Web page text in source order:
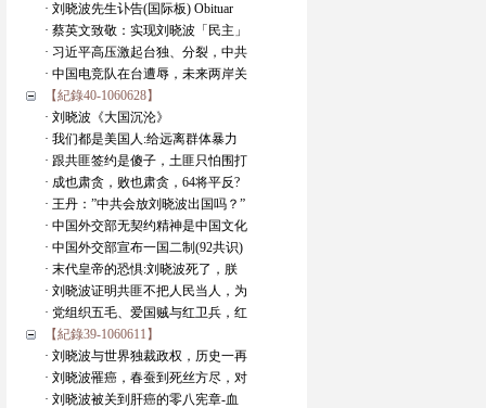
· 刘晓波先生讣告(国际板) Obituar
· 蔡英文致敬：实现刘晓波「民主」
· 习近平高压激起台独、分裂，中共
· 中国电竞队在台遭辱，未来两岸关
【紀錄40-1060628】
· 刘晓波《大国沉沦》
· 我们都是美国人:给远离群体暴力
· 跟共匪签约是傻子，土匪只怕围打
· 成也肃贪，败也肃贪，64将平反?
· 王丹：”中共会放刘晓波出国吗？”
· 中国外交部无契约精神是中国文化
· 中国外交部宣布一国二制(92共识)
· 末代皇帝的恐惧:刘晓波死了，朕
· 刘晓波证明共匪不把人民当人，为
· 党组织五毛、爱国贼与红卫兵，红
【紀錄39-1060611】
· 刘晓波与世界独裁政权，历史一再
· 刘晓波罹癌，春蚕到死丝方尽，对
· 刘晓波被关到肝癌的零八宪章-血